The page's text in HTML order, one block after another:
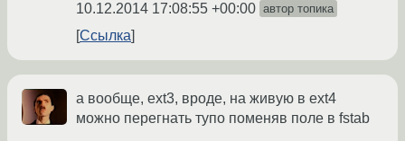
10.12.2014 17:08:55 +00:00 автор топика
Ссылка
а вообще, ext3, вроде, на живую в ext4
можно перегнать тупо поменяв поле в fstab